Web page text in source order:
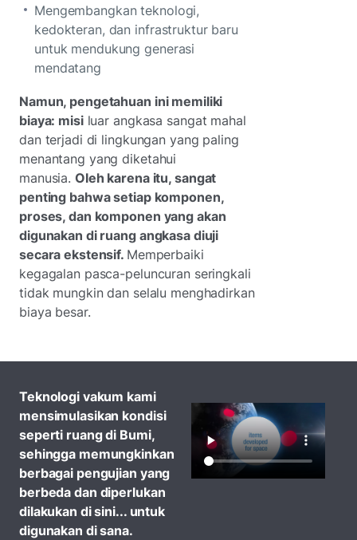
Mengembangkan teknologi,
kedokteran, dan infrastruktur baru
untuk mendukung generasi
mendatang
Namun, pengetahuan ini memiliki
biaya: misiluar angkasa sangat mahal
dan terjadi di lingkungan yang paling
menantang yang diketahui
manusia. Oleh karena itu, sangat
penting bahwa setiap komponen,
proses, dan komponen yang akan
digunakan di ruang angkasa diuji
secara ekstensif. Memperbaiki
kegagalan pasca-peluncuran seringkali
tidak mungkin dan selalu menghadirkan
biaya besar.
Teknologi vakum kami
mensimulasikan kondisi
seperti ruang di Bumi,
sehingga memungkinkan
berbagai pengujian yang
berbeda dan diperlukan
dilakukan di sini... untuk
digunakan di sana.